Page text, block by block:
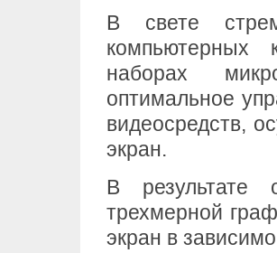
В свете
компьютерных
наборах
оптимальное
видеосредств,
экран.
В результате
трехмерной
экран в